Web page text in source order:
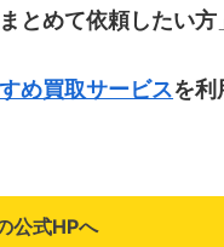
とめて依頼したい方
め買取サービスを
公式HPへ